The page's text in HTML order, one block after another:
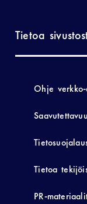
Tietoa
Ohje
Tietoa
PR-